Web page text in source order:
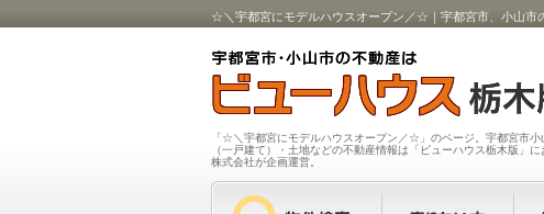
☆＼宇都宮にモデルハウスオープン／☆｜宇都宮市、小山市
「☆＼宇都宮にモデルハウスオープン／☆」のページ。宇都宮市
（一戸建て）・土地などの不動産情報は「ビューハウス栃木版」
株式会社が企画運営。